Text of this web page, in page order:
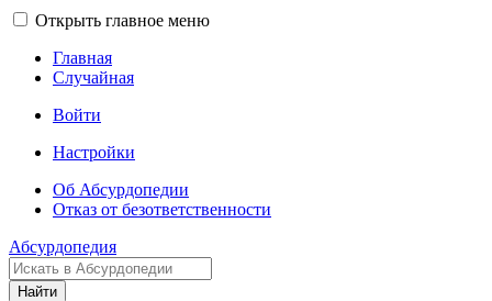
Открыть главное меню
Главная
Случайная
Войти
Настройки
Об Абсурдопедии
Отказ от безответственности
Абсурдопедия
Найти